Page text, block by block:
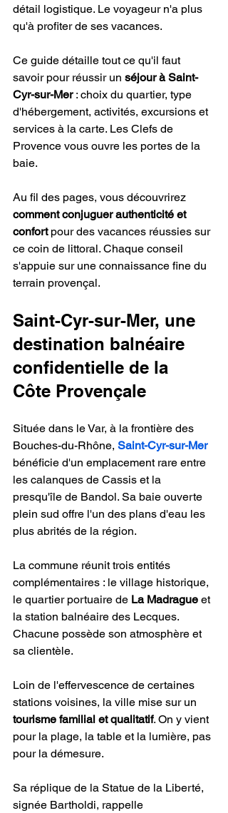
détail logistique. Le voyageur n'a plus
qu'à profiter de ses vacances.
Ce guide détaille tout ce qu'il faut
savoir pour réussir un séjour à Saint-
Cyr-sur-Mer : choix du quartier, type
d'hébergement, activités, excursions et
services à la carte. Les Clefs de
Provence vous ouvre les portes de la
baie.
Au fil des pages, vous découvrirez
comment conjuguer authenticité et
confort pour des vacances réussies sur
ce coin de littoral. Chaque conseil
s'appuie sur une connaissance fine du
terrain provençal.
Saint-Cyr-sur-Mer, une
destination balnéaire
confidentielle de la
Côte Provençale
Située dans le Var, à la frontière des
Bouches-du-Rhône, Saint-Cyr-sur-Mer
bénéficie d'un emplacement rare entre
les calanques de Cassis et la
presqu'île de Bandol. Sa baie ouverte
plein sud offre l'un des plans d'eau les
plus abrités de la région.
La commune réunit trois entités
complémentaires : le village historique,
le quartier portuaire de La Madrague et
la station balnéaire des Lecques.
Chacune possède son atmosphère et
sa clientèle.
Loin de l'effervescence de certaines
stations voisines, la ville mise sur un
tourisme familial et qualitatif. On y vient
pour la plage, la table et la lumière, pas
pour la démesure.
Sa réplique de la Statue de la Liberté,
signée Bartholdi, rappelle